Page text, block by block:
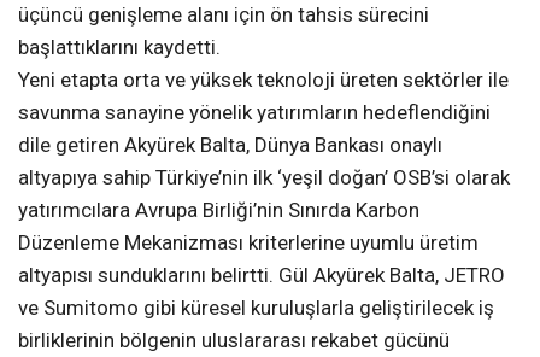
üçüncü genişleme alanı için ön tahsis sürecini
başlattıklarını kaydetti.
Yeni etapta orta ve yüksek teknoloji üreten sektörler ile
savunma sanayine yönelik yatırımların hedeflendiğini
dile getiren Akyürek Balta, Dünya Bankası onaylı
altyapıya sahip Türkiye’nin ilk ‘yeşil doğan’ OSB’si olarak
yatırımcılara Avrupa Birliği’nin Sınırda Karbon
Düzenleme Mekanizması kriterlerine uyumlu üretim
altyapısı sunduklarını belirtti. Gül Akyürek Balta, JETRO
ve Sumitomo gibi küresel kuruluşlarla geliştirilecek iş
birliklerinin bölgenin uluslararası rekabet gücünü